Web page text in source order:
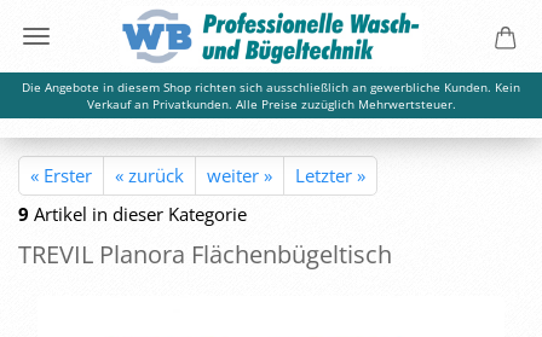
Die Angebote in diesem Shop richten sich ausschließlich an gewerbliche Kunden. Kein
Verkauf an Privatkunden. Alle Preise zuzüglich Mehrwertsteuer.
« Erster « zurück weiter »
Letzter »
9 Artikel in dieser Kategorie
TRE­VIL Plan­o­ra Flä­chen­bü­gel­tisch